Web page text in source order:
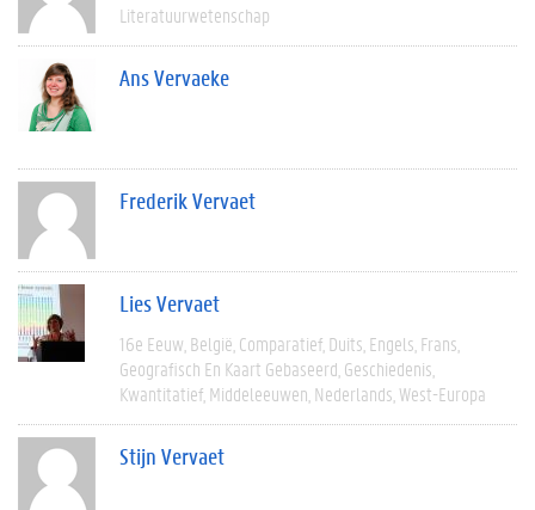
Literatuurwetenschap
Ans Vervaeke
Frederik Vervaet
Lies Vervaet
16e Eeuw België Comparatief Duits Engels Frans
Geografisch En Kaart Gebaseerd Geschiedenis
Kwantitatief Middeleeuwen Nederlands West-Europa
Stijn Vervaet